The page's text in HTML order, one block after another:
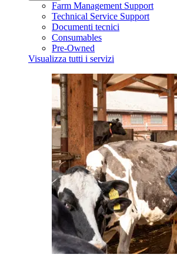
Farm Management Support
Technical Service Support
Documenti tecnici
Consumables
Pre-Owned
Visualizza tutti i servizi